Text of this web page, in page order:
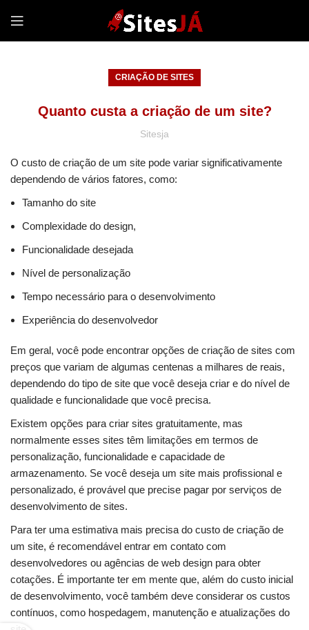
CRIAÇÃO DE SITES
Quanto custa a criação de um site?
Sitesja
O custo de criação de um site pode variar significativamente
dependendo de vários fatores, como:
Tamanho do site
Complexidade do design,
Funcionalidade desejada
Nível de personalização
Tempo necessário para o desenvolvimento
Experiência do desenvolvedor
Em geral, você pode encontrar opções de criação de sites com
preços que variam de algumas centenas a milhares de reais,
dependendo do tipo de site que você deseja criar e do nível de
qualidade e funcionalidade que você precisa.
Existem opções para criar sites gratuitamente, mas
normalmente esses sites têm limitações em termos de
personalização, funcionalidade e capacidade de
armazenamento. Se você deseja um site mais profissional e
personalizado, é provável que precise pagar por serviços de
desenvolvimento de sites.
Para ter uma estimativa mais precisa do custo de criação de
um site, é recomendável entrar em contato com
desenvolvedores ou agências de web design para obter
cotações. É importante ter em mente que, além do custo inicial
de desenvolvimento, você também deve considerar os custos
contínuos, como hospedagem, manutenção e atualizações do